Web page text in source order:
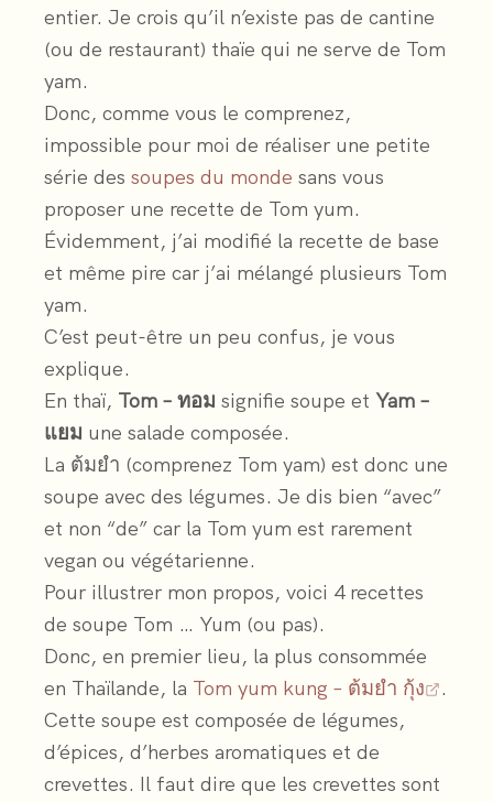
entier. Je crois qu’il n’existe pas de cantine
(ou de restaurant) thaïe qui ne serve de Tom
yam.
Donc, comme vous le comprenez,
impossible pour moi de réaliser une petite
série des soupes du monde sans vous
proposer une recette de Tom yum.
Évidemment, j’ai modifié la recette de base
et même pire car j’ai mélangé plusieurs Tom
yam.
C’est peut-être un peu confus, je vous
explique.
En thaï, Tom – ทอม signifie soupe et Yam –
แยม une salade composée.
La ต้มยำ (comprenez Tom yam) est donc une
soupe avec des légumes. Je dis bien “avec”
et non “de” car la Tom yum est rarement
vegan ou végétarienne.
Pour illustrer mon propos, voici 4 recettes
de soupe Tom … Yum (ou pas).
Donc, en premier lieu, la plus consommée
en Thaïlande, la Tom yum kung – ต้มยำ กุ้ง
.
Cette soupe est composée de légumes,
d’épices, d’herbes aromatiques et de
crevettes. Il faut dire que les crevettes sont